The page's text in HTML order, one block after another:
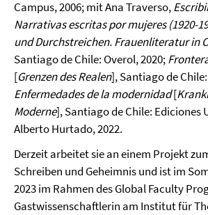
Campus, 2006; mit Ana Traverso,
Narrativas escritas por mujeres (1920-
und Durchstreichen. Frauenliteratur in
Santiago de Chile: Overol, 2020;
[Grenzen des Realen], Santiago de
Enfermedades de la modernidad[
Moderne], Santiago de Chile: Ediciones
Alberto Hurtado, 2022.
Derzeit arbeitet sie an einem Projekt
Schreiben und Geheimnis und ist im
2023 im Rahmen des Global Faculty
Gastwissenschaftlerin am Institut für